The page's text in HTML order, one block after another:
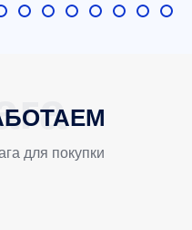
для покупки